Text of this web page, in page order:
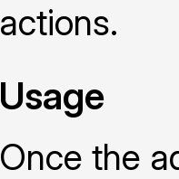
actions.
Usage
Once the